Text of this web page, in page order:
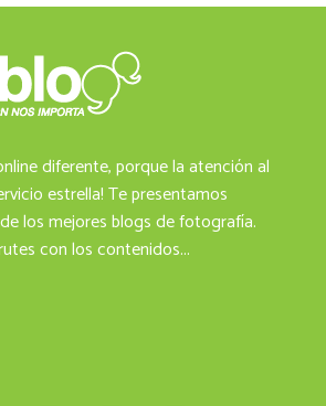
diferente, porque la atención al
estrella! Te presentamos
los mejores blogs de fotografía.
con los contenidos...